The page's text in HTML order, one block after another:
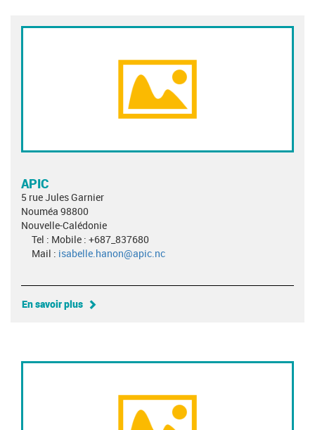
APIC
5 rue Jules Garnier
Nouméa 98800
Nouvelle-Calédonie
Tel : Mobile : +687_837680
Mail : isabelle.hanon@apic.nc
En savoir plus